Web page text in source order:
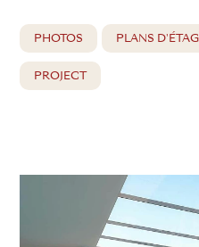
PHOTOS PLANS
PROJECT